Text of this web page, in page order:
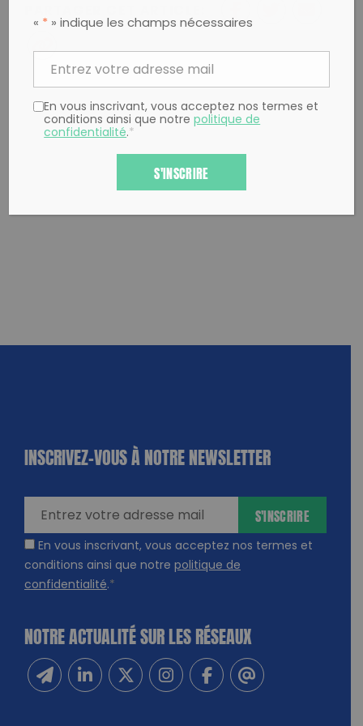
Twitterun ami
Copy to clipboard
INSCRIVEZ-VOUS À NOTRE NEWSLETTER
En vous inscrivant, vous acceptez nos termes et
conditions ainsi que notre politique de
confidentialité.*
S'INSCRIRE
NOTRE ACTUALITÉ SUR LES RÉSEAUX
« * » indique les champs nécessaires
En vous inscrivant, vous acceptez nos termes et
conditions ainsi que notrepolitique de
confidentialité.*
S'INSCRIRE